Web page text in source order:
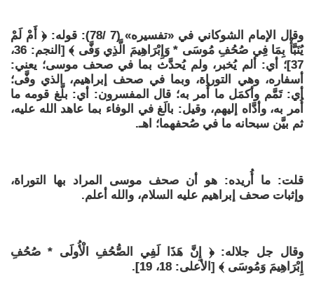
وقال الإمام الشوكاني في «تفسيره» (7 /78): قوله: ﴿ أَمْ لَمْ
يُنَبَّأْ بِمَا فِي صُحُفِ مُوسَى * وَإِبْرَاهِيمَ الَّذِي وَفَّى ﴾ [النجم: 36،
37]؛ أي: ألم يُخبر، ولم يُحدَّث بما في صحف موسى؛ يعني:
أسفاره، وهي التوراة، وبما في صحف إبراهيم، الذي وفَّى؛
أي: تَمَّم وأكمَل ما أُمر به؛ قال المفسرون: أي: بلَّغ قومه ما
أُمر به، وأدَّاه إليهم، وقيل: بالَغ في الوفاء بما عاهد الله عليه،
ثم بيَّن سبحانه ما في صُحفهما؛ اهـ.
قلت: ما أُريده: هو أن صحف موسى المراد بها التوراة،
وإثبات صحف إبراهيم عليه السلام، والله أعلم.
وقال جل جلاله: ﴿ إِنَّ هَذَا لَفِي الصُّحُفِ الْأُولَى * صُحُفِ
إِبْرَاهِيمَ وَمُوسَى ﴾ [الأعلى: 18، 19].